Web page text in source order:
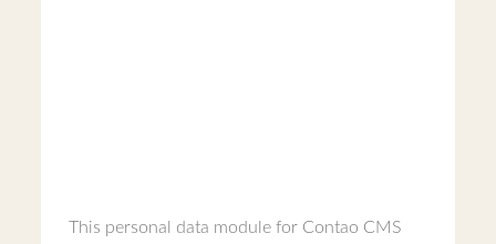
This personal data module for Contao CMS